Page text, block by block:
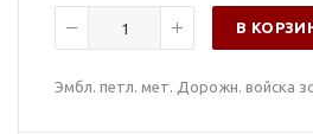
В
Эмбл. петл. мет. Дорожн. войска